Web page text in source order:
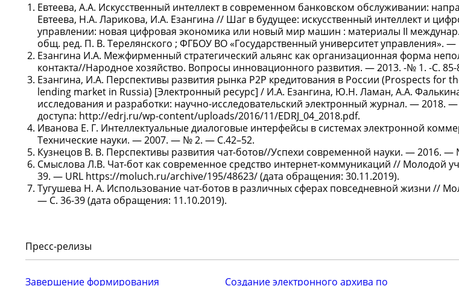
Евтеева, А.А. Искусственный интеллект в современном банковском обслуживании:
Евтеева, Н.А. Ларикова, И.А. Езангина // Шаг в будущее: искусственный интеллект и
управлении: новая цифровая экономика или новый мир машин : материалы II
общ. ред. П. В. Терелянского ; ФГБОУ ВО «Государственный университет управления».
Езангина И.А. Межфирменный стратегический альянс как организационная форма
контакта//Народное хозяйство. Вопросы инновационного развития. — 2013. -№ 1. -С. 85-
Езангина, И.А. Перспективы развития рынка Р2Р кредитования в России (Prospects for
lending market in Russia) [Электронный ресурс] / И.А. Езангина, Ю.Н. Ламан, А.А.
исследования и разработки: научно-исследовательский электронный журнал. —
доступа: http://edrj.ru/wp-content/uploads/2016/11/EDRJ_04_2018.pdf.
Иванова Е. Г. Интеллектуальные диалоговые интерфейсы в системах электронной
Технические науки. — 2007. — № 2. — С.42–52.
Кузнецов В. В. Перспективы развития чат-ботов//Успехи современной науки. — 2016.
Смыслова Л.В. Чат-бот как современное средство интернет-коммуникаций //
39. — URL https://moluch.ru/archive/195/48623/ (дата обращения: 30.11.2019).
Тугушева Н. А. Использование чат-ботов в различных сферах повседневной жизни //
— С. 36-39 (дата обращения: 11.10.2019).
Пресс-релизы
Завершение формирования Создание электронного архива по